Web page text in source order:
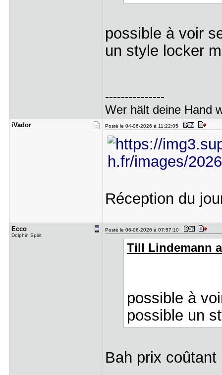
possible à voir
un style locker
---------------
Wer hält deine Hand
iVador Posté le 04-06-2026 à 11:22:05
Réception du
Ecco
Dolphin Spirit
Posté le 06-06-2026 à 07:57:10
Till Lindemann
possible à
possible un
Bah prix